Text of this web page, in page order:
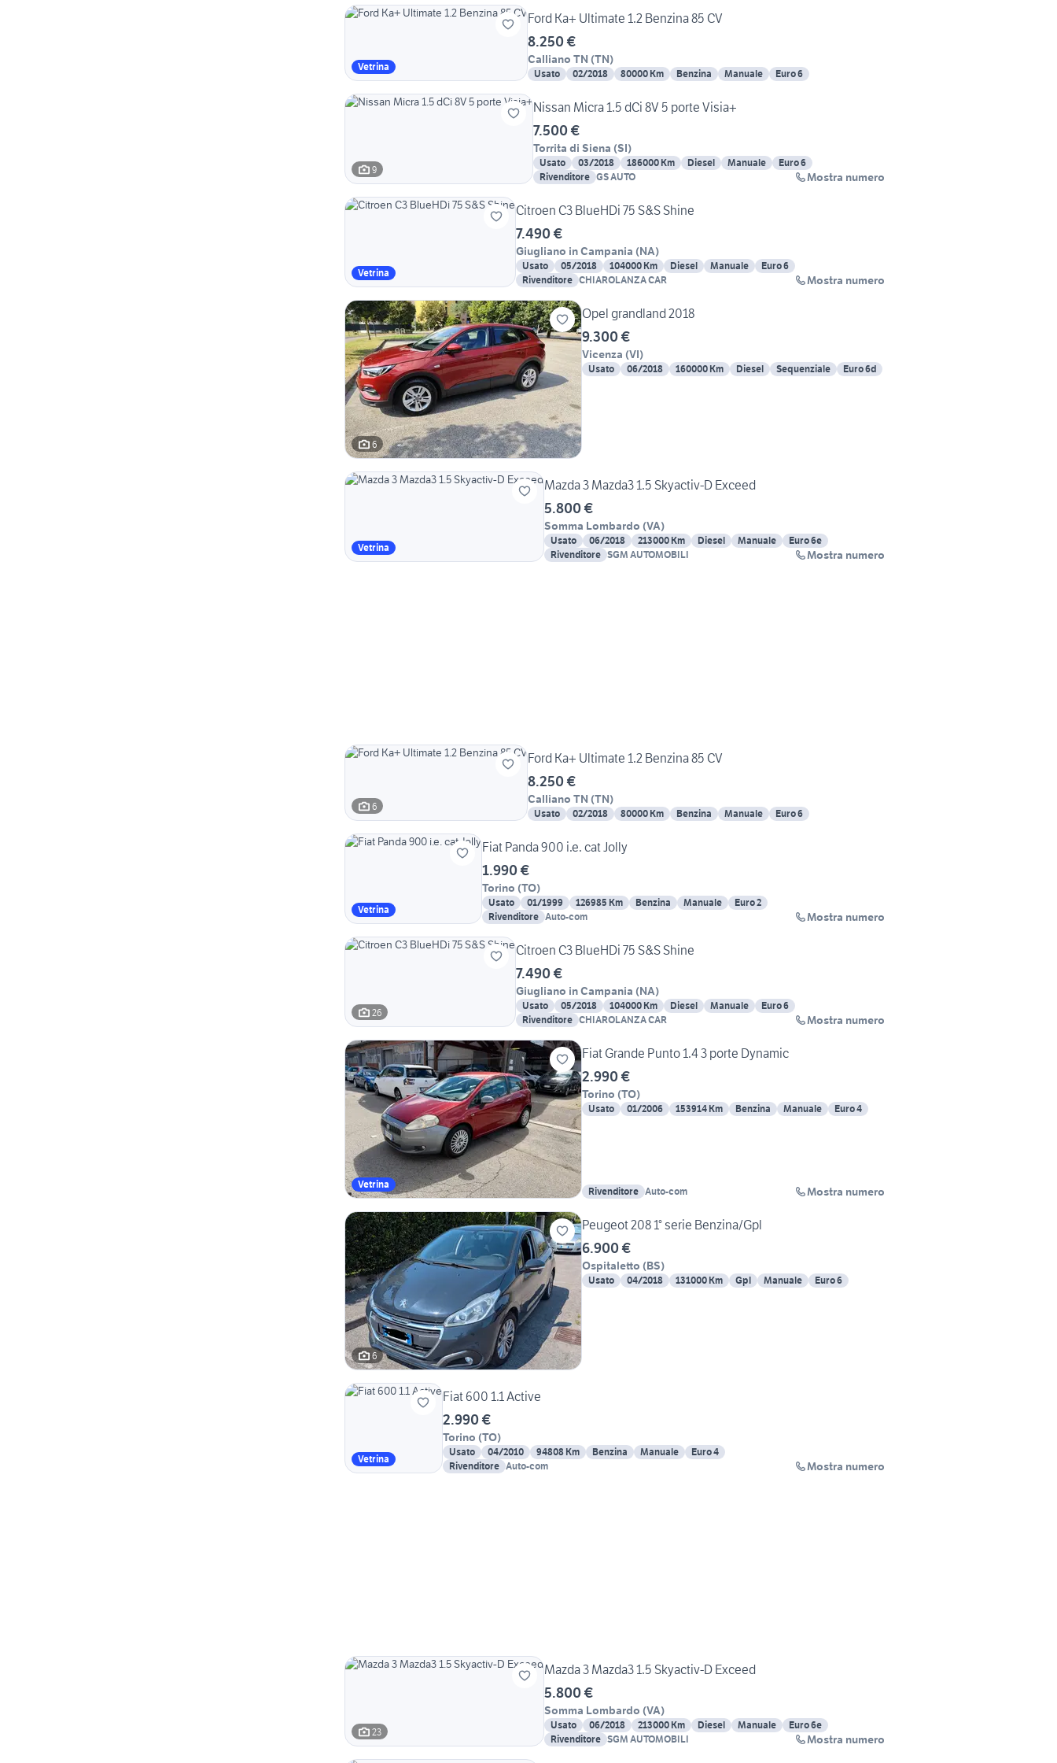
Vetrina
Ford Ka+ Ultimate 1.2 Benzina 85 CV
8.250 €
Calliano TN (TN)
Usato 02/2018 80000 Km Benzina Manuale Euro 6
9
Nissan Micra 1.5 dCi 8V 5 porte Visia+
7.500 €
Torrita di Siena (SI)
Usato 03/2018 186000 Km Diesel Manuale
Euro 6
Rivenditore GS AUTO Mostra numero
Vetrina
Citroen C3 BlueHDi 75 S&S Shine
7.490 €
Giugliano in Campania (NA)
Usato 05/2018 104000 Km Diesel Manuale
Euro 6
Rivenditore CHIAROLANZA CAR Mostra numero
6
Opel grandland 2018
9.300 €
Vicenza (VI)
Usato 06/2018 160000 Km Diesel Sequenziale Euro 6d
Vetrina
Mazda 3 Mazda3 1.5 Skyactiv-D Exceed
5.800 €
Somma Lombardo (VA)
Usato 06/2018 213000 Km Diesel Manuale
Euro 6e
Rivenditore SGM AUTOMOBILI Mostra numero
6
Ford Ka+ Ultimate 1.2 Benzina 85 CV
8.250 €
Calliano TN (TN)
Usato 02/2018 80000 Km Benzina Manuale Euro 6
Vetrina
Fiat Panda 900 i.e. cat Jolly
1.990 €
Torino (TO)
Usato 01/1999 126985 Km Benzina Manuale
Euro 2
Rivenditore Auto-com Mostra numero
26
Citroen C3 BlueHDi 75 S&S Shine
7.490 €
Giugliano in Campania (NA)
Usato 05/2018 104000 Km Diesel Manuale
Euro 6
Rivenditore CHIAROLANZA CAR Mostra numero
Vetrina
Fiat Grande Punto 1.4 3 porte Dynamic
2.990 €
Torino (TO)
Usato 01/2006 153914 Km Benzina Manuale Euro 4
Rivenditore Auto-com Mostra numero
6
Peugeot 208 1° serie Benzina/Gpl
6.900 €
Ospitaletto (BS)
Usato 04/2018 131000 Km Gpl Manuale Euro 6
Vetrina
Fiat 600 1.1 Active
2.990 €
Torino (TO)
Usato 04/2010 94808 Km Benzina Manuale
Euro 4
Rivenditore Auto-com Mostra numero
23
Mazda 3 Mazda3 1.5 Skyactiv-D Exceed
5.800 €
Somma Lombardo (VA)
Usato 06/2018 213000 Km Diesel Manuale
Euro 6e
Rivenditore SGM AUTOMOBILI Mostra numero